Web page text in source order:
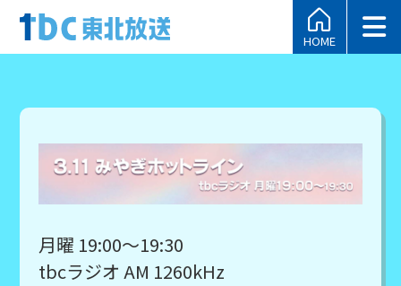
HOME
月曜 19:00～19:30
tbcラジオ AM 1260kHz